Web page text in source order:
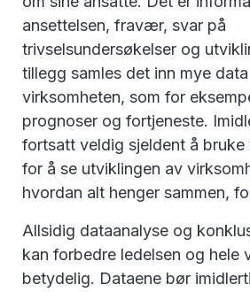
ansettelsen, fravær, svar på
trivselsundersøkelser og
tillegg samles det inn mye
virksomheten, som for
prognoser og fortjeneste.
fortsatt veldig sjeldent å bruke
for å se utviklingen av
hvordan alt henger sammen,
Allsidig dataanalyse og
kan forbedre ledelsen og hele
betydelig. Dataene bør